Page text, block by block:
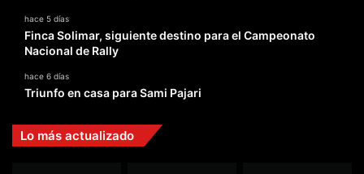
hace 5 días
Finca Solimar, siguiente destino para el Campeonato
Nacional de Rally
hace 6 días
Triunfo en casa para Sami Pajari
Lo más actualizado